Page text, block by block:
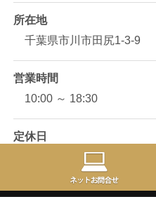
所在地
千葉県市川市田尻1-3-9
営業時間
10:00 ～ 18:30
定休日
第二火曜日、毎週水曜日